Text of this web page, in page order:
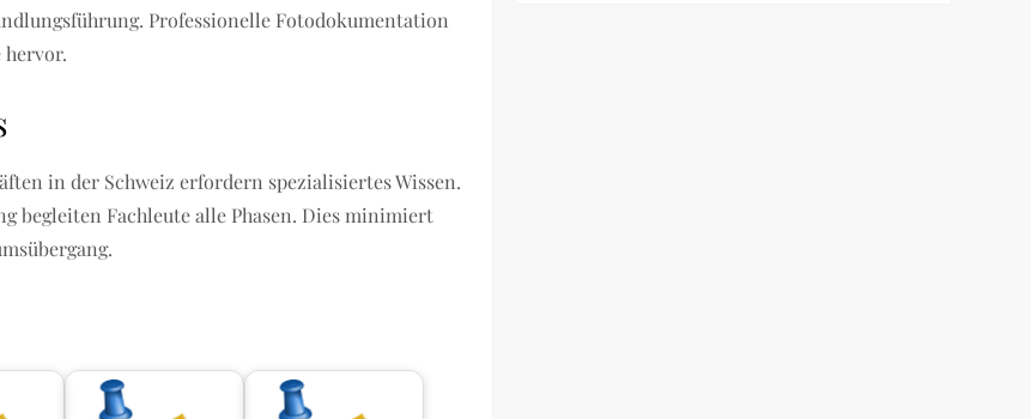
Professionelle Fotodokumentation
hervor.
in der Schweiz erfordern spezialisiertes Wissen.
begleiten Fachleute alle Phasen. Dies minimiert